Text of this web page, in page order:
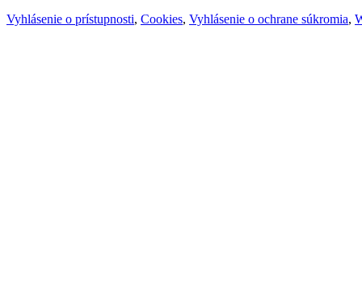
Vyhlásenie o prístupnosti, Cookies, Vyhlásenie o ochrane súkromia,